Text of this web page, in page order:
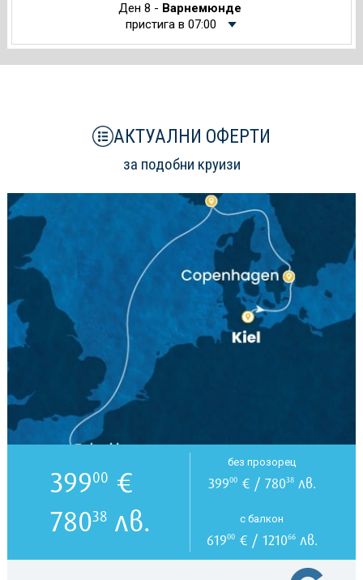
Ден 8 - Варнемюнде
пристига в 07:00
АКТУАЛНИ ОФЕРТИ
за подобни круизи
39900 €
78038лв.
без прозорец
39900€ / 78038лв.
с балкон
61900€ / 121066лв.